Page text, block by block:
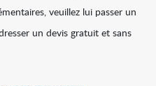
veuillez lui passer un
un devis gratuit et sans